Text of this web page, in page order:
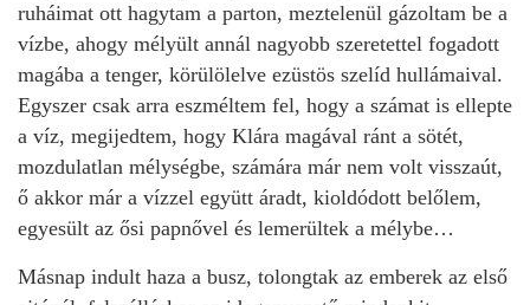
ruháimat ott hagytam a parton, meztelenül gázoltam be a
vízbe, ahogy mélyült annál nagyobb szeretettel fogadott
magába a tenger, körülölelve ezüstös szelíd hullámaival.
Egyszer csak arra eszméltem fel, hogy a számat is ellepte
a víz, megijedtem, hogy Klára magával ránt a sötét,
mozdulatlan mélységbe, számára már nem volt visszaút,
ő akkor már a vízzel együtt áradt, kioldódott belőlem,
egyesült az ősi papnővel és lemerültek a mélybe…
Másnap indult haza a busz, tolongtak az emberek az első